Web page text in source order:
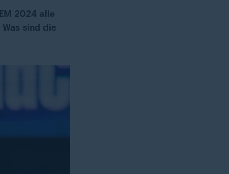
2024 alle
sind die